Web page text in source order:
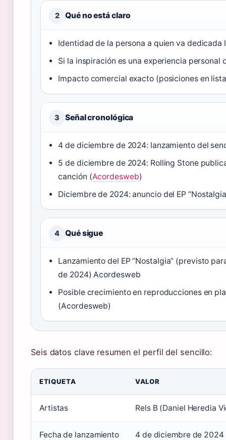
2 Qué no está claro
Identidad de la persona a quien va dedicada
Si la inspiración es una experiencia personal
Impacto comercial exacto (posiciones en
3 Señal cronológica
4 de diciembre de 2024: lanzamiento del
5 de diciembre de 2024: Rolling Stone
canción (Acordesweb)
Diciembre de 2024: anuncio del EP
4 Qué sigue
Lanzamiento del EP “Nostalgia” (previsto
de 2024) Acordesweb
Posible crecimiento en reproducciones en
(Acordesweb)
Seis datos clave resumen el perfil del sencillo:
ETIQUETA VALOR
Artistas Rels B (Daniel Heredia
Fecha de lanzamiento 4 de diciembre de 2024